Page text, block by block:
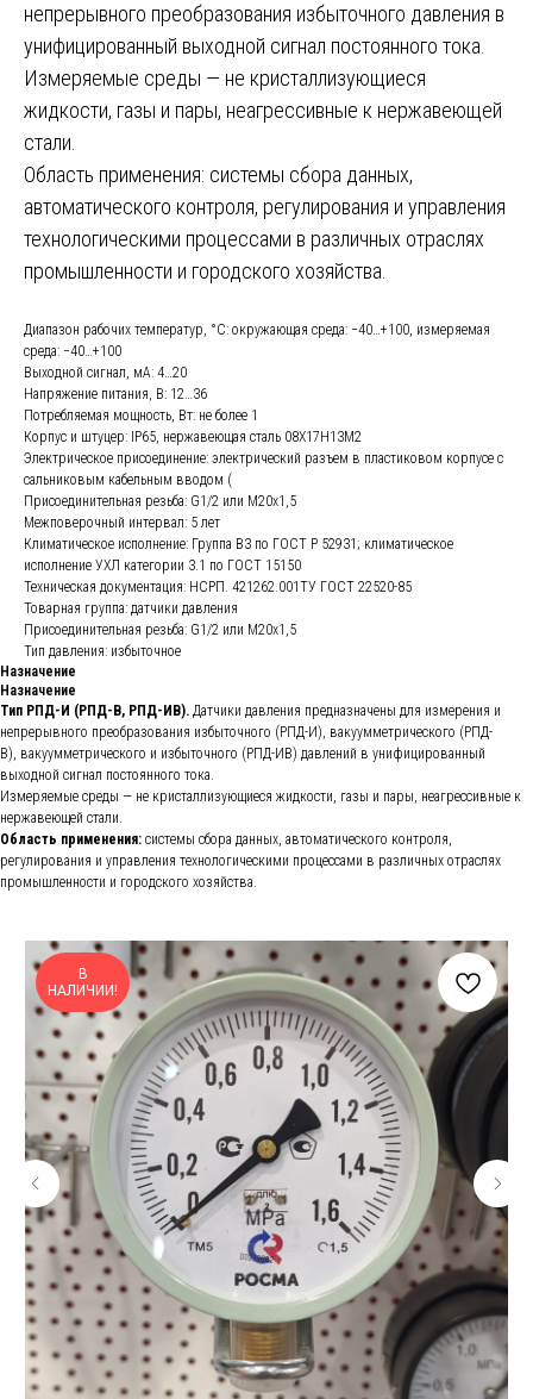
непрерывного преобразования избыточного давления в
унифицированный выходной сигнал постоянного тока.
Измеряемые среды — не кристаллизующиеся
жидкости, газы и пары, неагрессивные к нержавеющей
стали.
Область применения: системы сбора данных,
автоматического контроля, регулирования и управления
технологическими процессами в различных отраслях
промышленности и городского хозяйства.
Диапазон рабочих температур, °C: окружающая среда: −40…+100, измеряемая
среда: −40…+100
Выходной сигнал, мА: 4…20
Напряжение питания, В: 12…36
Потребляемая мощность, Вт: не более 1
Корпус и штуцер: IP65, нержавеющая сталь 08Х17Н13М2
Электрическое присоединение: электрический разъем в пластиковом корпусе с
сальниковым кабельным вводом (
Присоединительная резьба: G1/2 или М20х1,5
Межповерочный интервал: 5 лет
Климатическое исполнение: Группа В3 по ГОСТ Р 52931; климатическое
исполнение УХЛ категории 3.1 по ГОСТ 15150
Техническая документация: НСРП. 421262.001ТУ ГОСТ 22520-85
Товарная группа: датчики давления
Присоединительная резьба: G1/2 или М20х1,5
Тип давления: избыточное
Назначение
Назначение
Тип РПД-И (РПД-В, РПД-ИВ). Датчики давления предназначены для измерения и
непрерывного преобразования избыточного (РПД-И), вакуумметрического (РПД-
В), вакуумметрического и избыточного (РПД-ИВ) давлений в унифицированный
выходной сигнал постоянного тока.
Измеряемые среды — не кристаллизующиеся жидкости, газы и пары, неагрессивные к
нержавеющей стали.
Область применения: системы сбора данных, автоматического контроля,
регулирования и управления технологическими процессами в различных отраслях
промышленности и городского хозяйства.
В
НАЛИЧИИ!